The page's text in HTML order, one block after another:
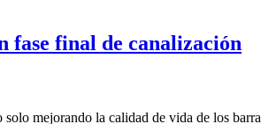
fase final de canalización
mejorando la calidad de vida de los